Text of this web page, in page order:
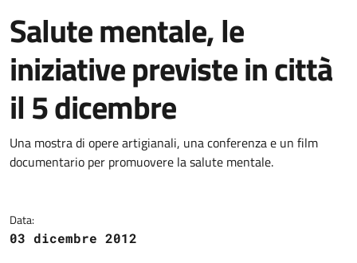
Salute mentale, le
iniziative previste in città
il 5 dicembre
Dettagli della notizia
Una mostra di opere artigianali, una conferenza e un film
documentario per promuovere la salute mentale.
Data:
03 dicembre 2012